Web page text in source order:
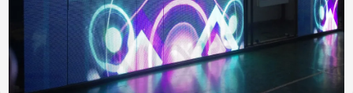
MAISON
PRODUITS